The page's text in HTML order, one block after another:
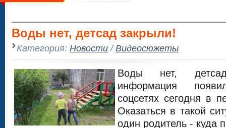
Воды нет, детсад закрыли!
Категория: Новости/Видеосюжеты
Воды нет,
информация
соцсетях сегодня в
Оказаться в такой
один родитель - куда